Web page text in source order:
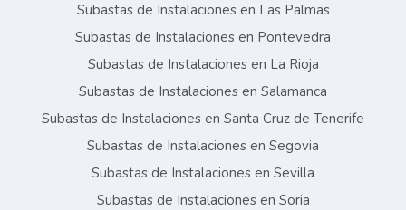
Subastas de Instalaciones en Las Palmas
Subastas de Instalaciones en Pontevedra
Subastas de Instalaciones en La Rioja
Subastas de Instalaciones en Salamanca
Subastas de Instalaciones en Santa Cruz de Tenerife
Subastas de Instalaciones en Segovia
Subastas de Instalaciones en Sevilla
Subastas de Instalaciones en Soria